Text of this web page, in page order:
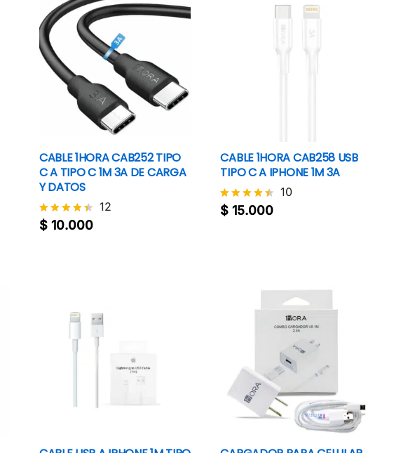
CABLE 1HORA CAB252 TIPO
C A TIPO C 1M 3A DE CARGA
Y DATOS
Valorado
12
$10.000
$ 10.000
CABLE 1HORA CAB258 USB
TIPO C A IPHONE 1M 3A
Valorado
10
$ 15.000
$ 15.000